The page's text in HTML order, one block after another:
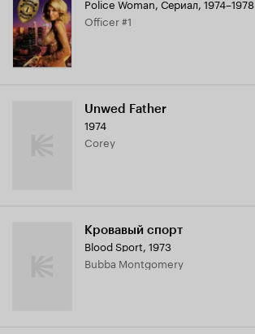
Police Woman, Сериал, 1974–1978
Officer #1
Unwed Father
1974
Corey
Кровавый спорт
Blood Sport, 1973
Bubba Montgomery